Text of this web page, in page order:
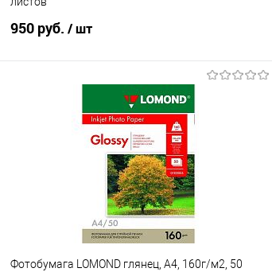
950 руб. / шт
В корзину
Купить в 1 клик
Сравнение
В наличии
Фотобумага LOMOND глянец, А4, 160г/м2, 50